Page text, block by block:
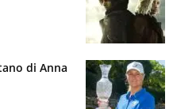
di Anna